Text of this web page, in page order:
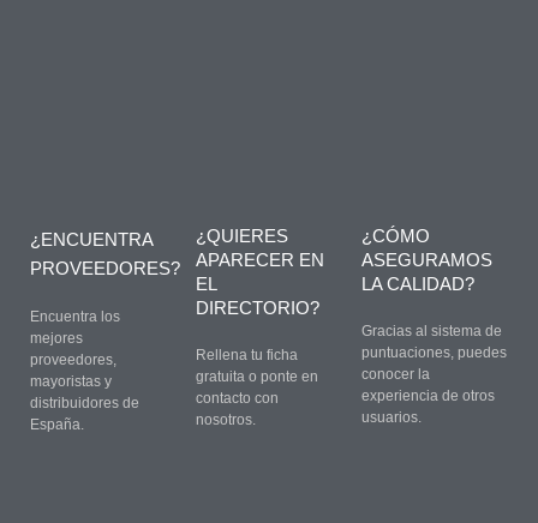
¿ENCUENTRA
PROVEEDORES?
Encuentra los
mejores
proveedores,
mayoristas y
distribuidores de
España.
¿QUIERES
APARECER EN
EL
DIRECTORIO?
Rellena tu ficha
gratuita o ponte en
contacto con
nosotros.
¿CÓMO
ASEGURAMOS
LA CALIDAD?
Gracias al sistema de
puntuaciones, puedes
conocer la
experiencia de otros
usuarios.